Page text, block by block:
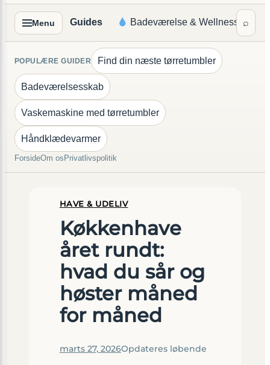
Menu Guides Badeværelse & Wellness ⌕
POPULÆRE GUIDER Find din næste tørretumbler
Badeværelsesskab
Vaskemaskine med tørretumbler
Håndklædevarmer
ForsideOm os Privatlivspolitik
HAVE & UDELIV
Køkkenhave
året rundt:
hvad du sår og
høster måned
for måned
marts 27, 2026Opdateres løbende